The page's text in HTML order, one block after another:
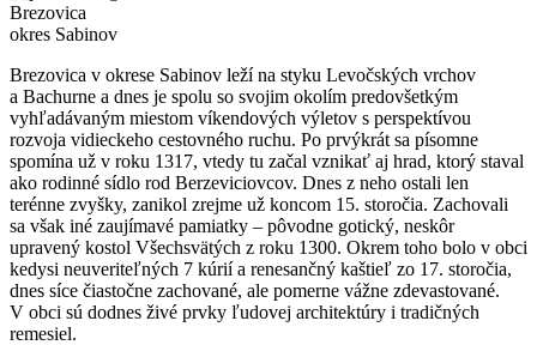
Brezovica
okres Sabinov
Brezovica v okrese Sabinov leží na styku Levočských vrchov
a Bachurne a dnes je spolu so svojim okolím predovšetkým
vyhľadávaným miestom víkendových výletov s perspektívou
rozvoja vidieckeho cestovného ruchu. Po prvýkrát sa písomne
spomína už v roku 1317, vtedy tu začal vznikať aj hrad, ktorý staval
ako rodinné sídlo rod Berzeviciovcov. Dnes z neho ostali len
terénne zvyšky, zanikol zrejme už koncom 15. storočia. Zachovali
sa však iné zaujímavé pamiatky – pôvodne gotický, neskôr
upravený kostol Všechsvätých z roku 1300. Okrem toho bolo v obci
kedysi neuveriteľných 7 kúrií a renesančný kaštieľ zo 17. storočia,
dnes síce čiastočne zachované, ale pomerne vážne zdevastované.
V obci sú dodnes živé prvky ľudovej architektúry i tradičných
remesiel.